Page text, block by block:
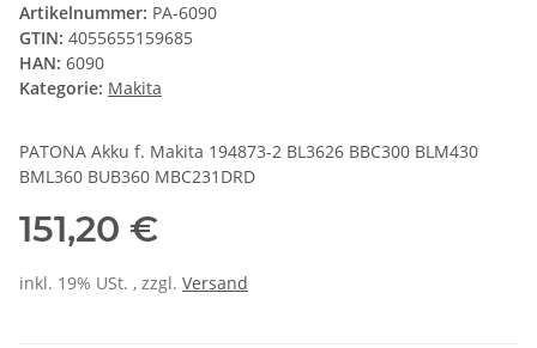
Artikelnummer: PA-6090
GTIN: 4055655159685
HAN: 6090
Kategorie: Makita
PATONA Akku f. Makita 194873-2 BL3626 BBC300 BLM430
BML360 BUB360 MBC231DRD
151,20 €
inkl. 19% USt. , zzgl. Versand